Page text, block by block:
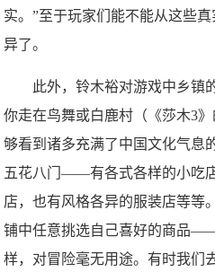
实。”至于玩家们能不能从这些
异了。
此外，铃木裕对游戏中乡镇
你走在鸟舞或白鹿村（《莎木3
够看到诸多充满了中国文化气息
五花八门——有各式各样的小吃
店，也有风格各异的服装店等等
铺中任意挑选自己喜好的商品
样，对冒险毫无用途。有时我们